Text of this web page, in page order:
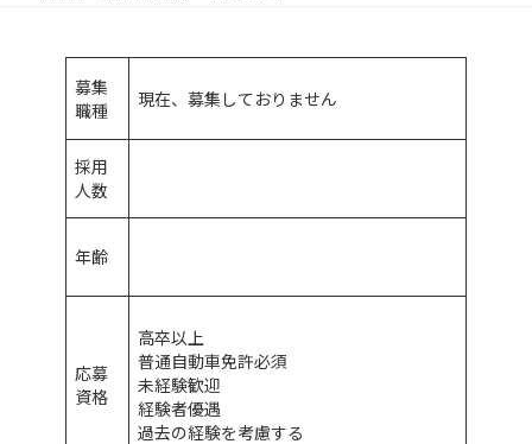
募集
職種
現在、募集しておりません
採用
人数
年齢
応募
資格
高卒以上
普通自動車免許必須
未経験歓迎
経験者優遇
過去の経験を考慮する